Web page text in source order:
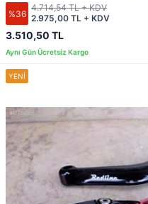
%36
3.510,50 TL
2.975,00 TL + KDV
4.714,54 TL + KDV